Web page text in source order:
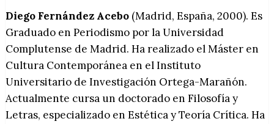
Diego Fernández Acebo (Madrid, España, 2000). Es
Graduado en Periodismo por la Universidad
Complutense de Madrid. Ha realizado el Máster en
Cultura Contemporánea en el Instituto
Universitario de Investigación Ortega-Marañón.
Actualmente cursa un doctorado en Filosofía y
Letras, especializado en Estética y Teoría Crítica. Ha